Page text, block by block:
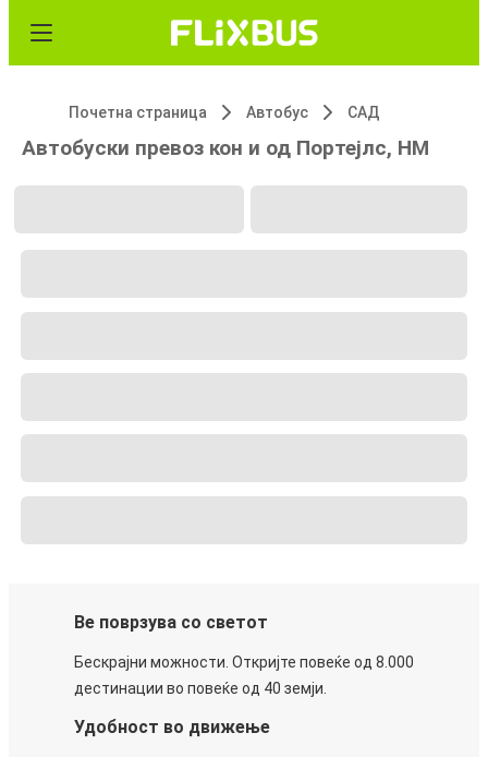
Почетна страница Автобус САД
Автобуски превоз кон и од Портејлс, НМ
Ве поврзува со светот
Бескрајни можности. Откријте повеќе од 8.000
дестинации во повеќе од 40 земји.
Удобност во движење